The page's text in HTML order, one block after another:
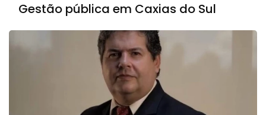
Gestão pública em Caxias do Sul